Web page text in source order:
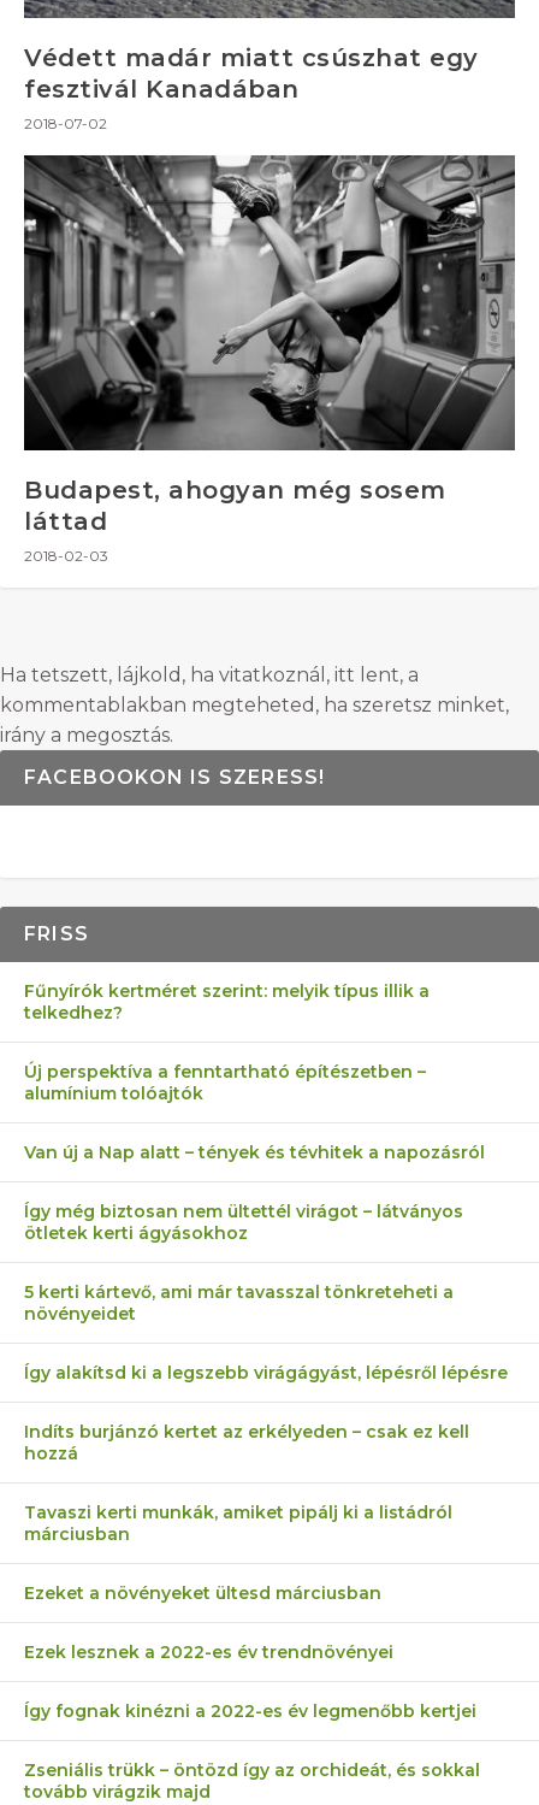
Védett madár miatt csúszhat egy
fesztivál Kanadában
2018-07-02
Budapest, ahogyan még sosem
láttad
2018-02-03
Ha tetszett, lájkold, ha vitatkoznál, itt lent, a
kommentablakban megteheted, ha szeretsz minket,
irány a megosztás.
FACEBOOKON IS SZERESS!
FRISS
Fűnyírók kertméret szerint: melyik típus illik a
telkedhez?
Új perspektíva a fenntartható építészetben –
alumínium tolóajtók
Van új a Nap alatt – tények és tévhitek a napozásról
Így még biztosan nem ültettél virágot – látványos
ötletek kerti ágyásokhoz
5 kerti kártevő, ami már tavasszal tönkreteheti a
növényeidet
Így alakítsd ki a legszebb virágágyást, lépésről lépésre
Indíts burjánzó kertet az erkélyeden – csak ez kell
hozzá
Tavaszi kerti munkák, amiket pipálj ki a listádról
márciusban
Ezeket a növényeket ültesd márciusban
Ezek lesznek a 2022-es év trendnövényei
Így fognak kinézni a 2022-es év legmenőbb kertjei
Zseniális trükk – öntözd így az orchideát, és sokkal
tovább virágzik majd